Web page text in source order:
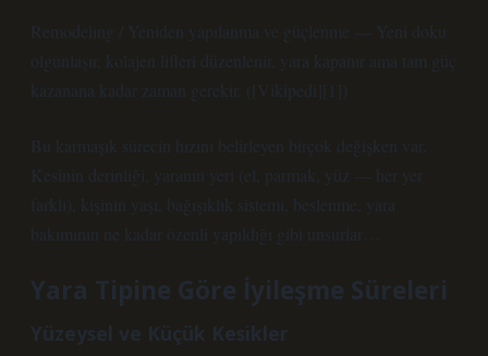
Remodeling / Yeniden yapılanma ve güçlenme — Yeni doku
olgunlaşır, kolajen lifleri düzenlenir, yara kapanır ama tam güç
kazanana kadar zaman gerekir. ([Vikipedi][1])
Bu karmaşık sürecin hızını belirleyen birçok değişken var.
Kesinin derinliği, yaranın yeri (el, parmak, yüz — her yer
farklı), kişinin yaşı, bağışıklık sistemi, beslenme, yara
bakımının ne kadar özenli yapıldığı gibi unsurlar…
Yara Tipine Göre İyileşme Süreleri
Yüzeysel ve Küçük Kesikler